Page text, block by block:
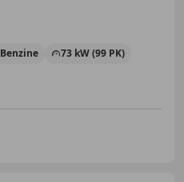
Benzine 73 kW (99 PK)